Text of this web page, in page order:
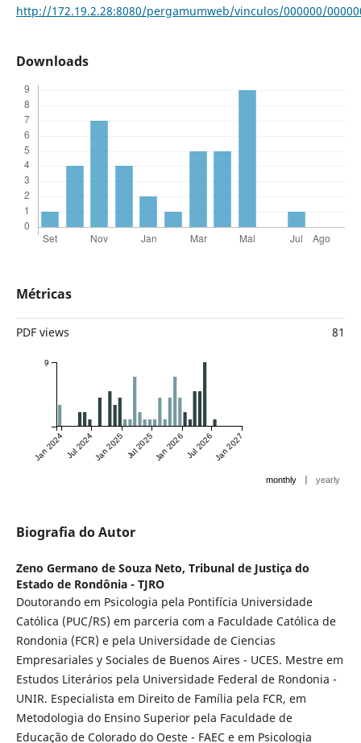
http://172.19.2.28:8080/pergamumweb/vinculos/000000/
Downloads
Métricas
PDF views 81
Jan 2024Jul 2024Jan 2025Jul 2025Jan 2026Jul 2026Jan 2027
9
monthly | yearly
Biografia do Autor
Zeno Germano de Souza Neto, Tribunal de Justiça do
Estado de Rondônia - TJRO
Doutorando em Psicologia pela Pontifícia Universidade
Católica (PUC/RS) em parceria com a Faculdade Católica de
Rondonia (FCR) e pela Universidade de Ciencias
Empresariales y Sociales de Buenos Aires - UCES. Mestre em
Estudos Literários pela Universidade Federal de Rondonia -
UNIR. Especialista em Direito de Família pela FCR, em
Metodologia do Ensino Superior pela Faculdade de
Educação de Colorado do Oeste - FAEC e em Psicologia